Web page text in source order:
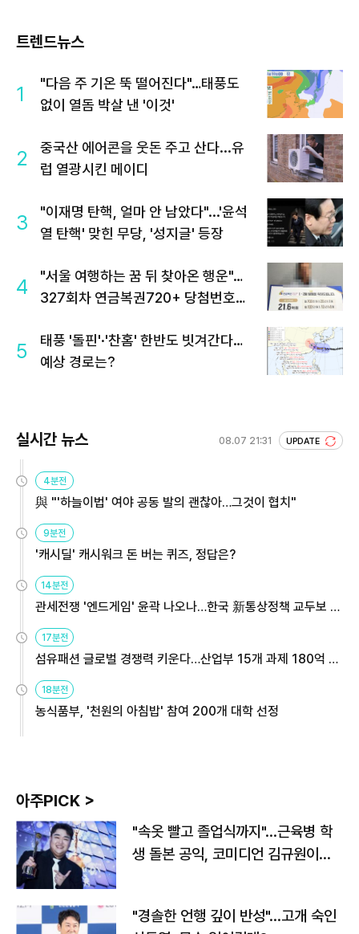
트렌드뉴스
1
"다음 주 기온 뚝 떨어진다"…태풍도
없이 열돔 박살 낸 '이것'
2
중국산 에어콘을 웃돈 주고 산다...유
럽 열광시킨 메이디
3
"이재명 탄핵, 얼마 안 남았다"...'윤석
열 탄핵' 맞힌 무당, '성지글' 등장
4
"서울 여행하는 꿈 뒤 찾아온 행운"…
327회차 연금복권720+ 당첨번호조
5
태풍 '돌핀'·'찬홈' 한반도 빗겨간다…
예상 경로는?
실시간 뉴스 08.07 21:31 UPDATE
4분전
與 "'하늘이법' 여야 공동 발의 괜찮아…그것이 협치"
9분전
'캐시딜' 캐시워크 돈 버는 퀴즈, 정답은?
14분전
관세전쟁 '엔드게임' 윤곽 나오나…한국 新통상정책 교두보 활
용해야
17분전
섬유패션 글로벌 경쟁력 키운다…산업부 15개 과제 180억 지
원
18분전
농식품부, '천원의 아침밥' 참여 200개 대학 선정
아주PICK >
"속옷 빨고 졸업식까지"…근육병 학
생 돌본 공익, 코미디언 김규원이었
"경솔한 언행 깊이 반성"…고개 숙인